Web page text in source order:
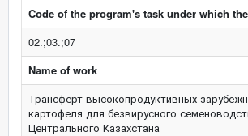
Code of the program's task under which
02.;03.;07
Name of work
Трансферт высокопродуктивных
картофеля для безвирусного
Центрального Казахстана